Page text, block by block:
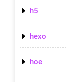
h5
hexo
hoe